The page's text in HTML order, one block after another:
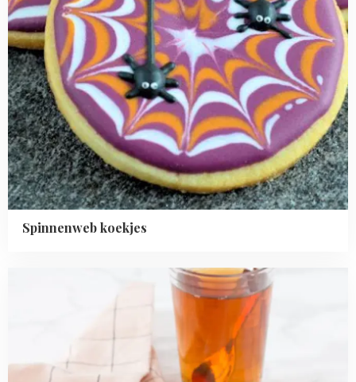
Spinnenweb koekjes
blondies